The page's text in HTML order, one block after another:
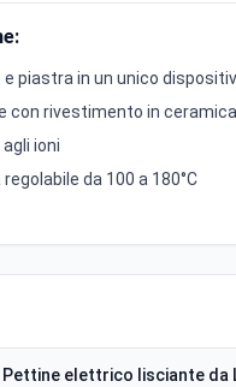
e piastra in un unico
con rivestimento in ceramica
ioni
da 100 a 180°C
Pettine elettrico lisciante da